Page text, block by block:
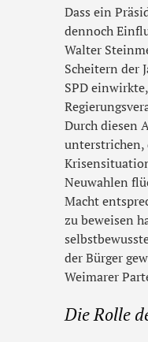
Dass ein
dennoch
Walter
Scheitern der
SPD
Durch diesen
unterstrichen,
Neuwahlen
Macht
zu beweisen
der Bürger
Weimarer
Die Rolle